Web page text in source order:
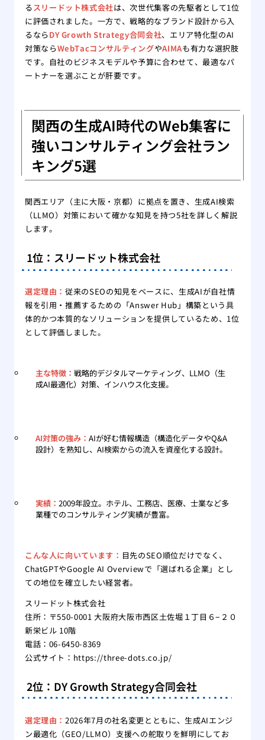
る スリードット株式会社は、次世代集客の先駆者として1位
に評価されました。一方で、戦略的なブランド設計から入
るならDY Growth Strategy合同会社、エリア特化型のAI
対策ならWebTacコンサルティングやAIMAも有力な選択肢
です。自社のビジネスモデルや予算に合わせて、最適なパ
ートナーを選ぶことが肝要です。
関西の生成AI時代のWeb集客に
強いコンサルティング会社ラン
キング5選
関西エリア（主に大阪・京都）に拠点を置き、生成AI検索
（LLMO）対策において確かな知見を持つ5社を詳しく解説
します。
1位：スリードット株式会社
選定理由：従来のSEOの知見をベースに、生成AIが自社情
報を引用・推薦するための「Answer Hub」構築という具
体的かつ本質的なソリューションを提供しているため、1位
として評価しました。
主な特徴： 戦略的デジタルマーケティング、LLMO（生
成AI最適化）対策、インハウス化支援。
AI対策の強み： AIが好む情報構造（構造化データやQ&A
設計）を熟知し、AI検索からの流入を資産化する設計。
実績： 2009年設立。ホテル、工務店、医療、士業など多
業種でのコンサルティング実績が豊富。
こんな人に向いています： 目先のSEO順位だけでなく、
ChatGPTやGoogle AI Overviewで「選ばれる企業」とし
ての地位を確立したい経営者。
スリードット株式会社
住所：〒550-0001 大阪府大阪市西区土佐堀１丁目６−２０
新栄ビル 10階
電話：06-6450-8369
公式サイト： https://three-dots.co.jp/
2位：DY Growth Strategy合同会社
選定理由：2026年7月の社名変更とともに、生成AIエンジ
ン最適化（GEO/LLMO）支援への舵取りを鮮明にしてお